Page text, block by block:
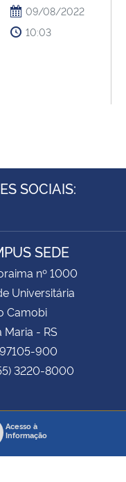
09/08/2022
10:03
SOCIAIS:
SEDE
nº 1000
Universitária
Camobi
Maria - RS
900
3220-8000
Acesso à
Informação